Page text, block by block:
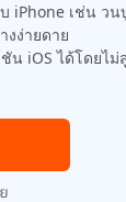
iPhone เช่น วน
งง่ายดาย
น iOS ได้โดยไ